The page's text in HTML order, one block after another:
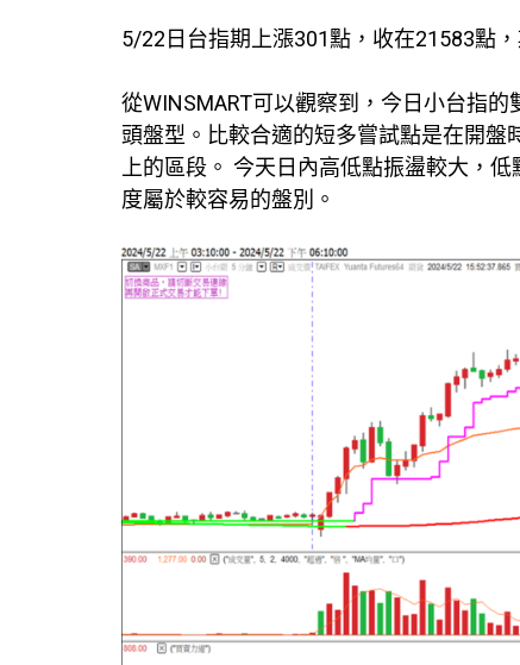
5/22日台指期上漲301點，收在21583點
從WINSMART可以觀察到，今日小台指
頭盤型。比較合適的短多嘗試點是在開盤
上的區段。 今天日內高低點振盪較大，
度屬於較容易的盤別。